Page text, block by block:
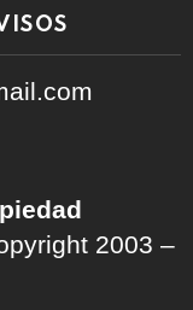
2003 –